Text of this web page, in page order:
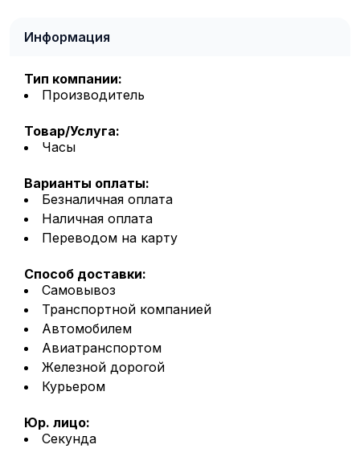
Информация
Тип компании:
Производитель
Товар/Услуга:
Часы
Варианты оплаты:
Безналичная оплата
Наличная оплата
Переводом на карту
Способ доставки:
Самовывоз
Транспортной компанией
Автомобилем
Авиатранспортом
Железной дорогой
Курьером
Юр. лицо:
Секунда